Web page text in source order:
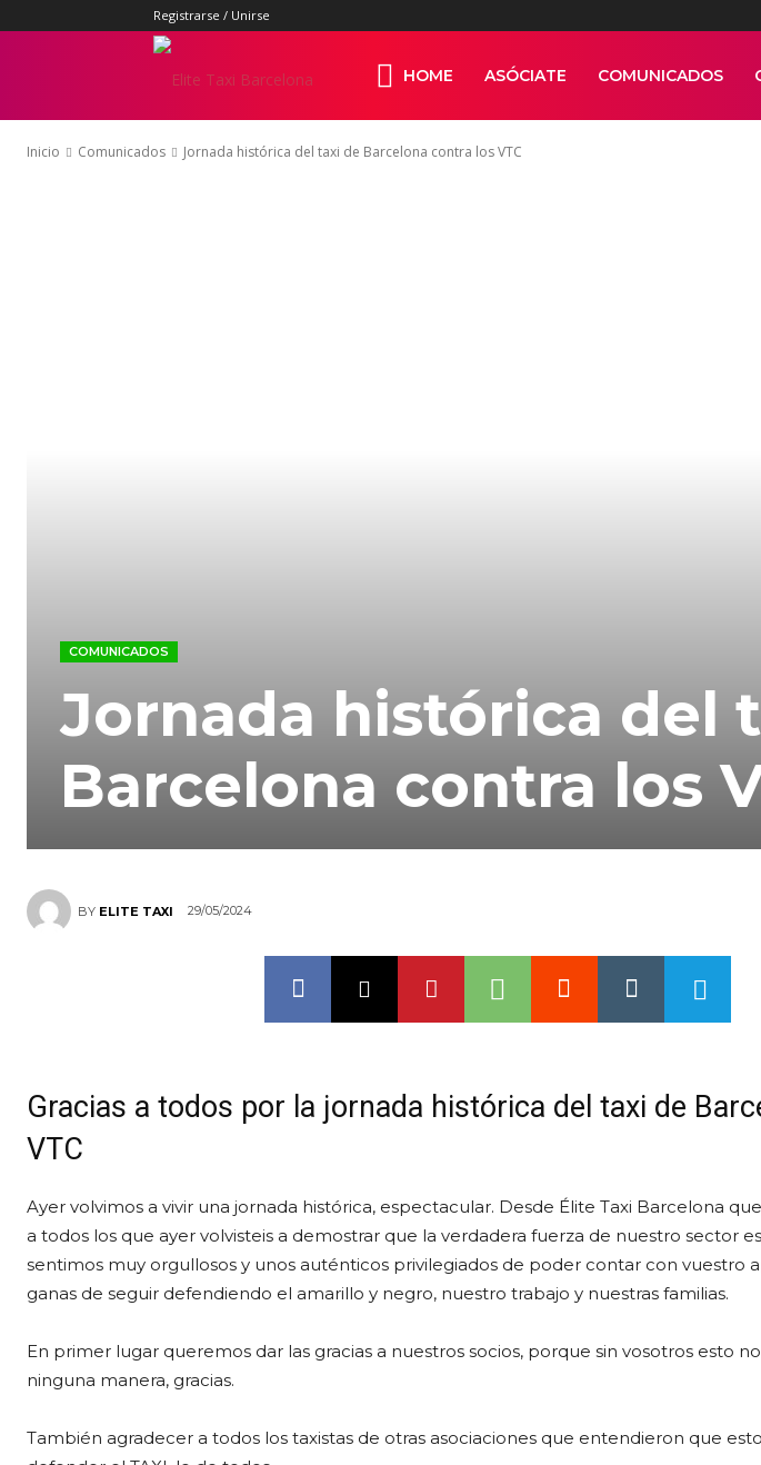
Registrarse / Unirse
Taxi
HOME ASÓCIATE COMUNICADOS
Inicio Comunicados Jornada histórica del taxi de Barcelona contra los VTC
COMUNICADOS
Jornada histórica del
Barcelona contra los
BY ELITE TAXI 29/05/2024
Gracias a todos por la jornada histórica del taxi de
VTC
Ayer volvimos a vivir una jornada histórica, espectacular. Desde Élite Taxi Barcelona
a todos los que ayer volvisteis a demostrar que la verdadera fuerza de nuestro sector
sentimos muy orgullosos y unos auténticos privilegiados de poder contar con vuestro
ganas de seguir defendiendo el amarillo y negro, nuestro trabajo y nuestras familias.
En primer lugar queremos dar las gracias a nuestros socios, porque sin vosotros esto
ninguna manera, gracias.
También agradecer a todos los taxistas de otras asociaciones que entendieron que